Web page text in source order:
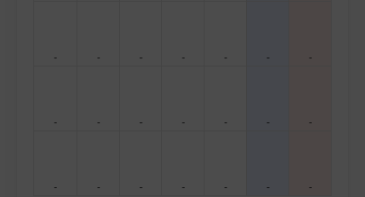
- - - - - - -
- - - - - - -
- - - - - - -